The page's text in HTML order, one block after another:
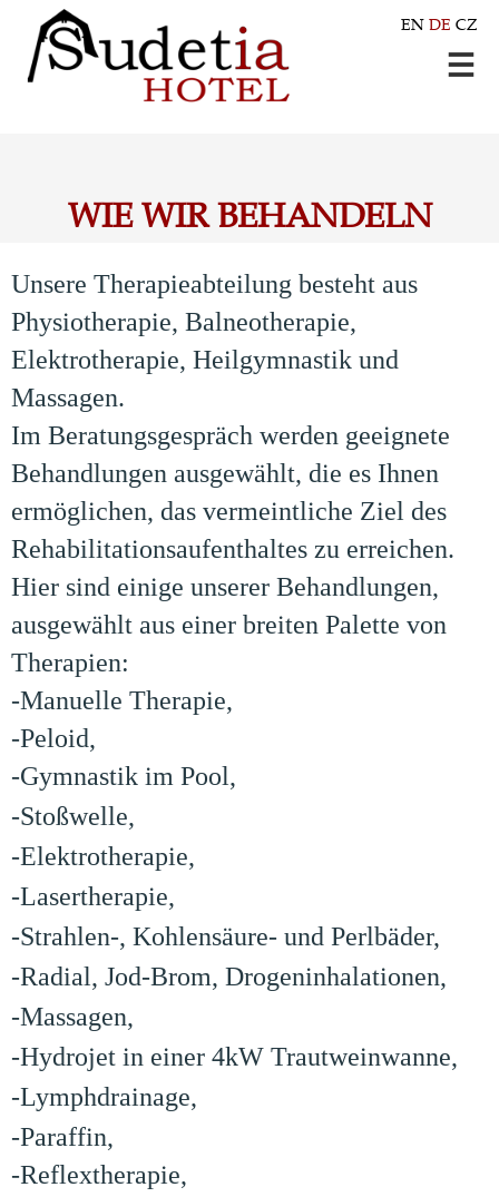
EN DE CZ
WIE WIR BEHANDELN
Unsere Therapieabteilung besteht aus
Physiotherapie, Balneotherapie,
Elektrotherapie, Heilgymnastik und
Massagen.
Im Beratungsgespräch werden geeignete
Behandlungen ausgewählt, die es Ihnen
ermöglichen, das vermeintliche Ziel des
Rehabilitationsaufenthaltes zu erreichen.
Hier sind einige unserer Behandlungen,
ausgewählt aus einer breiten Palette von
Therapien:
-Manuelle Therapie,
-Peloid,
-Gymnastik im Pool,
-Stoßwelle,
-Elektrotherapie,
-Lasertherapie,
-Strahlen-, Kohlensäure- und Perlbäder,
-Radial, Jod-Brom, Drogeninhalationen,
-Massagen,
-Hydrojet in einer 4kW Trautweinwanne,
-Lymphdrainage,
-Paraffin,
-Reflextherapie,